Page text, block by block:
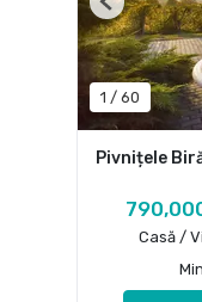
1 / 60
Previous
Pivnițele
Casă /